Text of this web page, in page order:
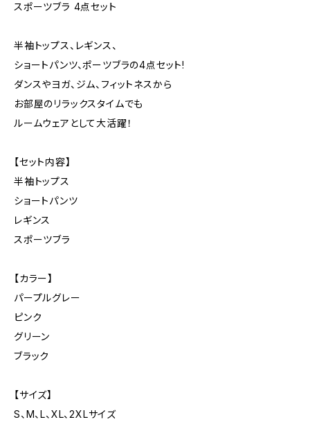
スポーツブラ 4点セット
半袖トップス、レギンス、
ショートパンツ、ポーツブラの4点セット!
ダンスやヨガ、ジム、フィットネスから
お部屋のリラックスタイムでも
ルームウェアとして大活躍！
【セット内容】
半袖トップス
ショートパンツ
レギンス
スポーツブラ
【カラー】
パープルグレー
ピンク
グリーン
ブラック
【サイズ】
S、M、L、XL、2XLサイズ